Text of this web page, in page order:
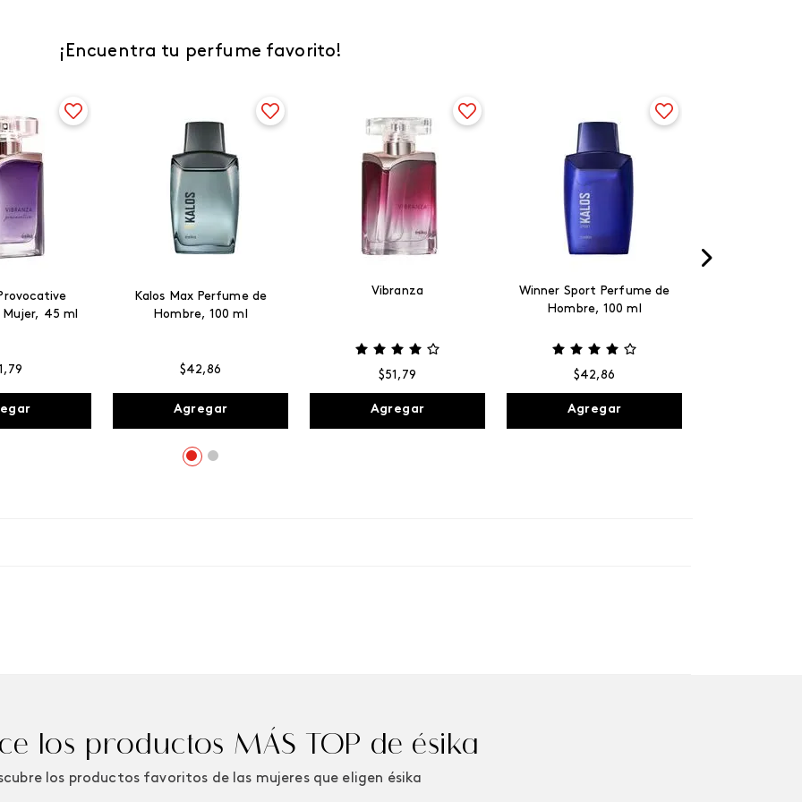
¡Encuentra tu perfume favorito!
45 ml
, 79
Kalos Max Perfume de
Hombre, 100 ml
$42,86
Agregar
Vibranza
$51 , 79
Agregar
Winner Sport Perfume de
Hombre, 100 ml
$42,86
Agregar
los productos MÁS TOP de ésika
los productos favoritos de las mujeres que eligen ésika